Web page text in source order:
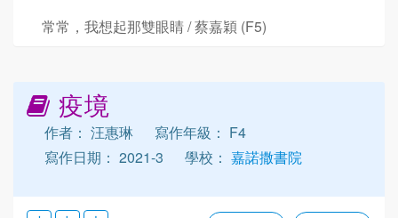
常常，我想起那雙眼睛 / 蔡嘉穎 (F5)
疫境
作者： 汪惠琳
寫作年級： F4
寫作日期： 2021-3
學校： 嘉諾撒書院